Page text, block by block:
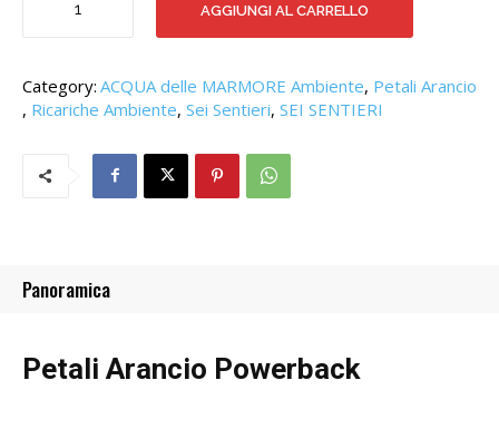
ARANCIO
AGGIUNGI AL CARRELLO
Category: ACQUA delle MARMORE Ambiente, Petali Arancio
, Ricariche Ambiente, Sei Sentieri, SEI SENTIERI
Panoramica
Petali Arancio Powerback